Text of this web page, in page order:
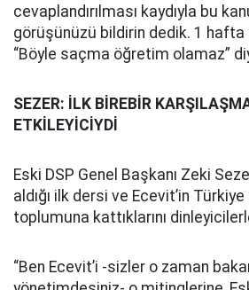
cevaplandırılması kaydıyla bu
görüşünüzü bildirin dedik. 1
“Böyle saçma öğretim olamaz”
SEZER: İLK BİREBİR
ETKİLEYİCİYDİ
Eski DSP Genel Başkanı Zeki
aldığı ilk dersi ve Ecevit’in
toplumuna kattıklarını
“Ben Ecevit’i -sizler o zaman